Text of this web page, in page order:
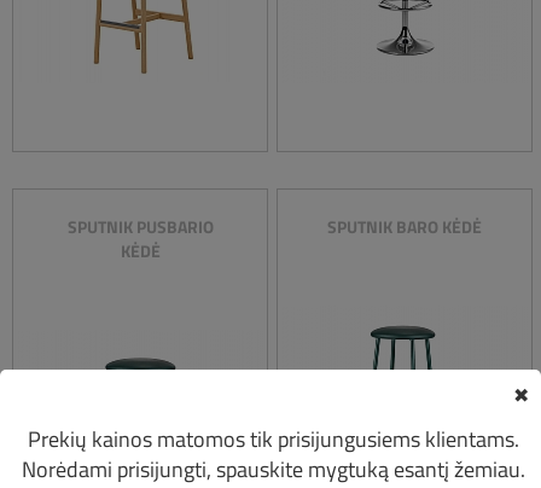
SPUTNIK PUSBARIO
KĖDĖ
SPUTNIK BARO KĖDĖ
Prekių kainos matomos tik prisijungusiems klientams.
Norėdami prisijungti, spauskite mygtuką esantį žemiau.
✖